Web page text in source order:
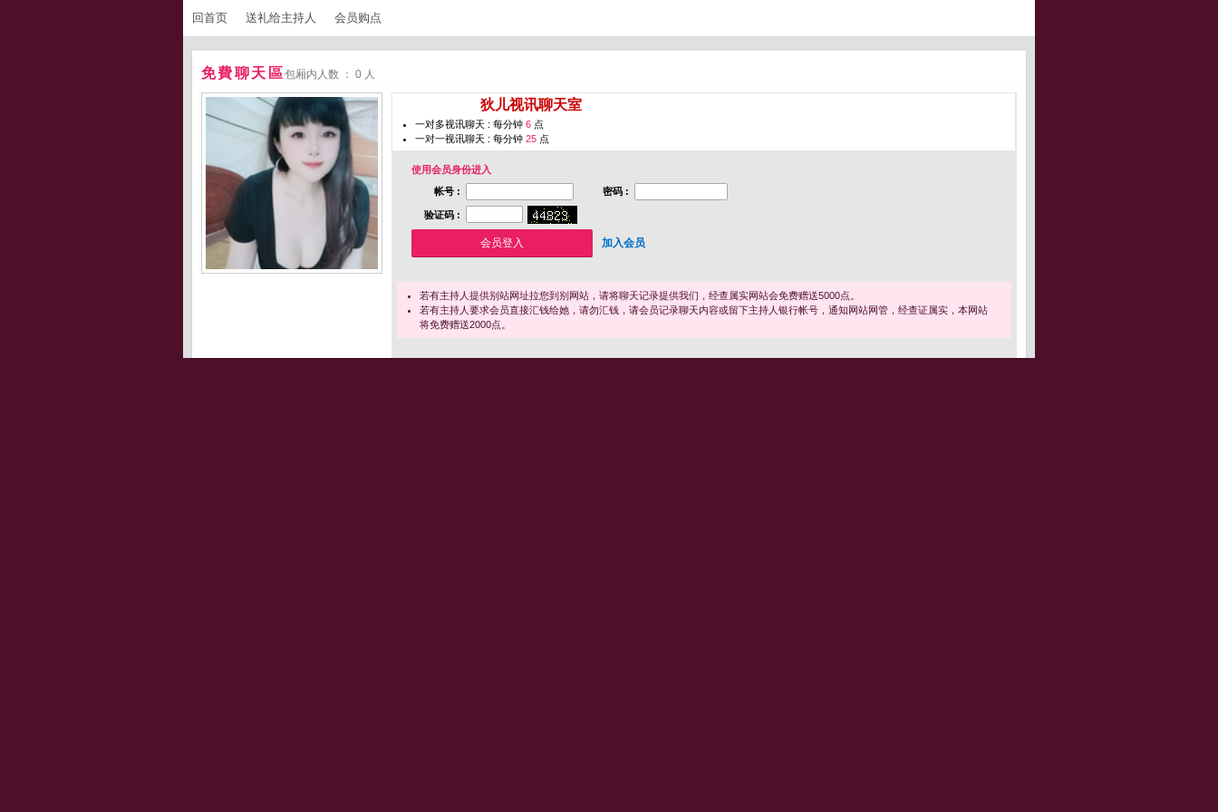
回首页 送礼给主持人 会员购点
免費聊天區包厢内人数 ： 0 人
狄儿视讯聊天室
一对多视讯聊天 : 每分钟 6 点
一对一视讯聊天 : 每分钟 25 点
使用会员身份进入
帐号 :
密码 :
验证码 :
加入会员
若有主持人提供别站网址拉您到别网站，请将聊天记录提供我们，经查属实网站会免费赠送5000点。
若有主持人要求会员直接汇钱给她，请勿汇钱，请会员记录聊天内容或留下主持人银行帐号，通知网站网管，经查证属实，本网站
将免费赠送2000点。